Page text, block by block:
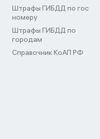
Штрафы ГИБДД по гос
номеру
Штрафы ГИБДД по
городам
Справочник КоАП РФ